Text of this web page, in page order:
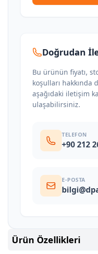
Doğrudan
Bu ürünün fiyatı,
koşulları
aşağıdaki iletişim
ulaşabilirsiniz.
TELEFON
+90 212
E-POSTA
Ürün Özellikleri